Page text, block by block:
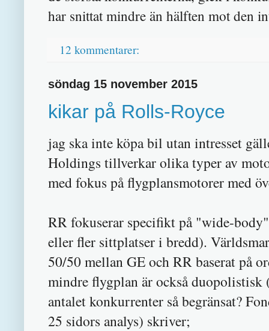
har snittat mindre än hälften mot den
12 kommentarer:
söndag 15 november 2015
kikar på Rolls-Royce
jag ska inte köpa bil utan intresset
Holdings tillverkar olika typer av
med fokus på flygplansmotorer med
RR fokuserar specifikt på "wide-
eller fler sittplatser i bredd).
50/50 mellan GE och RR baserat på
mindre flygplan är också
antalet konkurrenter så begränsat?
25 sidors analys) skriver;